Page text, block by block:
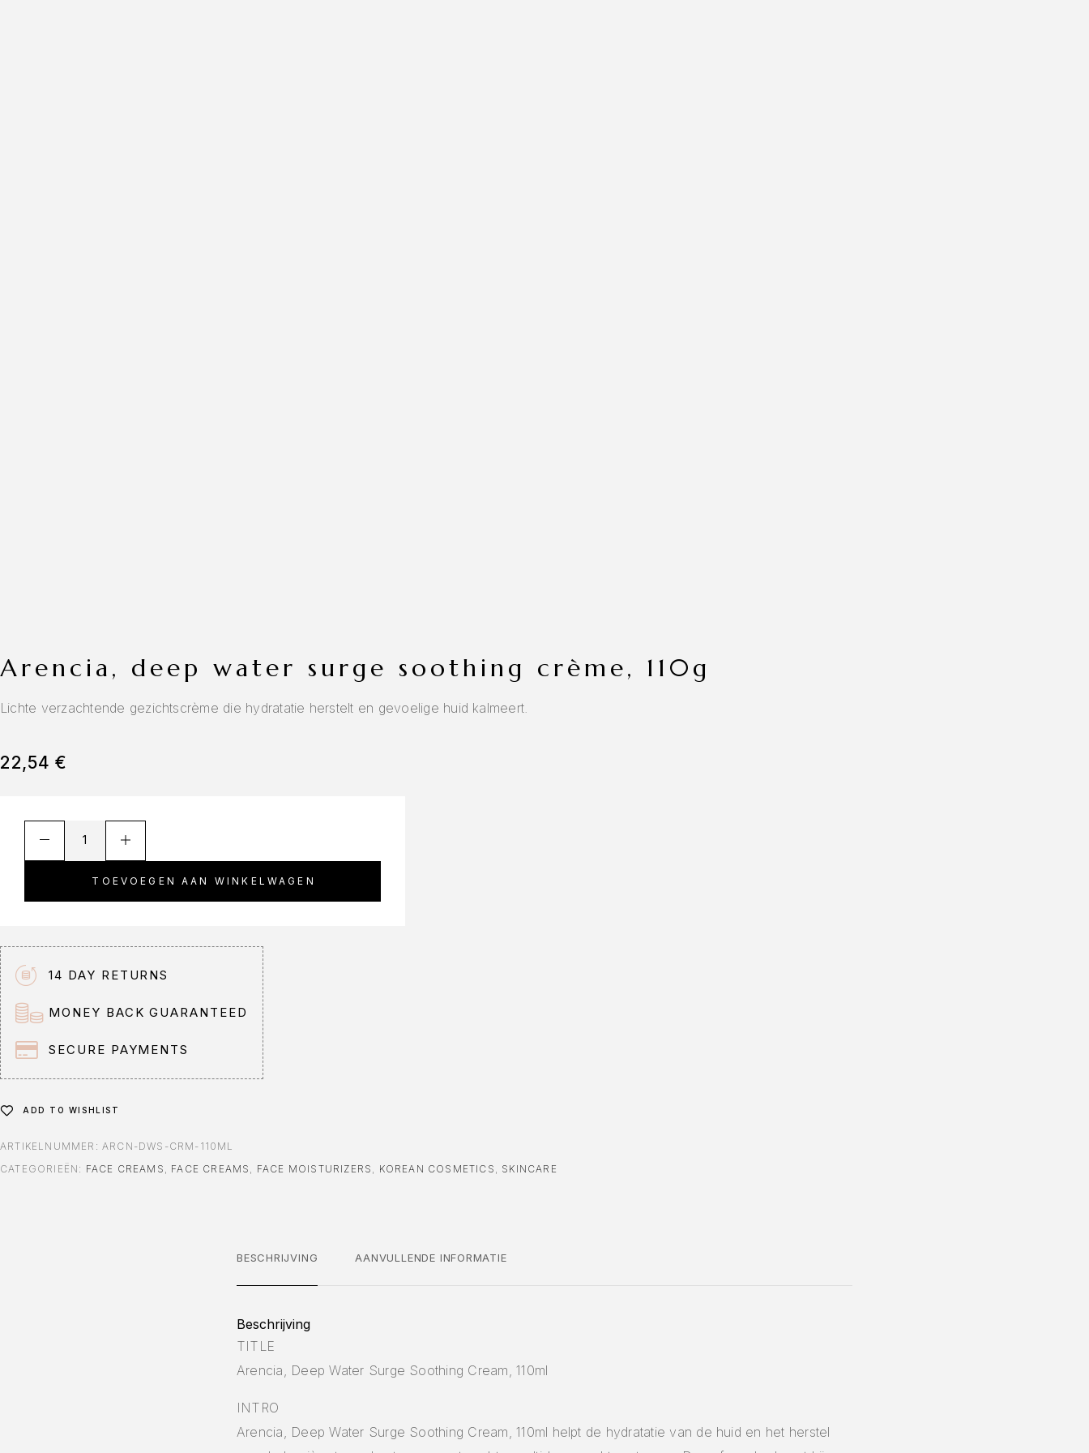
arencia, deep water surge soothing crème, 110g
Lichte verzachtende gezichtscrème die hydratatie herstelt en gevoelige huid kalmeert.
22,54 €
TOEVOEGEN AAN WINKELWAGEN
a
t
i
v
e
:
14 DAY RETURNS
MONEY BACK GUARANTEED
SECURE PAYMENTS
ADD TO WISHLIST
ARTIKELNUMMER: ARCN-DWS-CRM-110ML
CATEGORIEËN: FACE CREAMS FACE CREAMS FACE MOISTURIZERS KOREAN COSMETICS SKINCARE
BESCHRIJVING AANVULLENDE INFORMATIE
Beschrijving
TITLE
Arencia, Deep Water Surge Soothing Cream, 110ml
INTRO
Arencia, Deep Water Surge Soothing Cream, 110ml helpt de hydratatie van de huid en het herstel